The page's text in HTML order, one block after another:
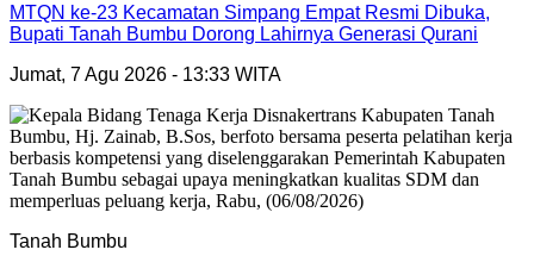
MTQN ke-23 Kecamatan Simpang Empat Resmi Dibuka,
Bupati Tanah Bumbu Dorong Lahirnya Generasi Qurani
Jumat, 7 Agu 2026 - 13:33 WITA
Tanah Bumbu